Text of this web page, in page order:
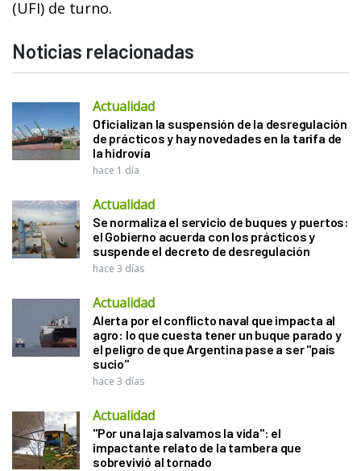
(UFI) de turno.
Noticias relacionadas
Actualidad
Oficializan la suspensión de la desregulación
de prácticos y hay novedades en la tarifa de
la hidrovía
hace 1 día
Actualidad
Se normaliza el servicio de buques y puertos:
el Gobierno acuerda con los prácticos y
suspende el decreto de desregulación
hace 3 días
Actualidad
Alerta por el conflicto naval que impacta al
agro: lo que cuesta tener un buque parado y
el peligro de que Argentina pase a ser "país
sucio"
hace 3 días
Actualidad
"Por una laja salvamos la vida": el
impactante relato de la tambera que
sobrevivió al tornado